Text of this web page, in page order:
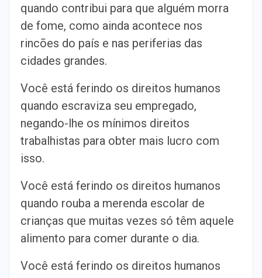
quando contribui para que alguém morra
de fome, como ainda acontece nos
rincões do país e nas periferias das
cidades grandes.
Você está ferindo os direitos humanos
quando escraviza seu empregado,
negando-lhe os mínimos direitos
trabalhistas para obter mais lucro com
isso.
Você está ferindo os direitos humanos
quando rouba a merenda escolar de
crianças que muitas vezes só têm aquele
alimento para comer durante o dia.
Você está ferindo os direitos humanos